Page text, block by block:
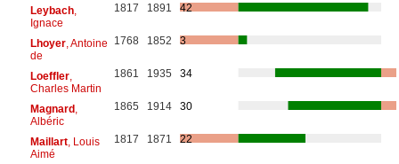
Leybach,
Ignace
1817 1891 42
Lhoyer, Antoine
de
1768 1852 3
Loeffler,
Charles Martin
1861 1935 34
Magnard,
Albéric
1865 1914 30
Maillart, Louis
Aimé
1817 1871 22